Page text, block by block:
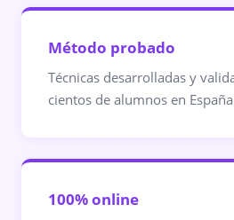
Método probado
Técnicas desarrolladas y
cientos de alumnos en
100% online